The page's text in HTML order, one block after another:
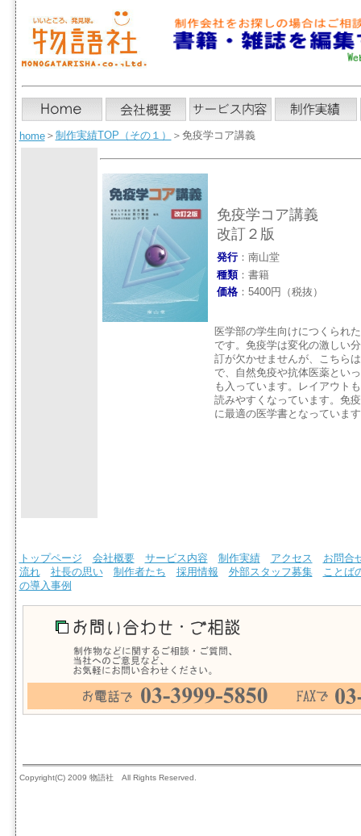
home＞ 制作実績TOP（その１） ＞免疫学コア講義
免疫学コア講義
改訂２版
発行：南山堂
種類：書籍
価格：5400円（税抜）
医学部の学生向けにつくられ
です。免疫学は変化の激しい
訂が欠かせませんが、こちら
で、自然免疫や抗体医薬とい
も入っています。レイアウト
読みやすくなっています。免
に最適の医学書となっていま
トップページ 会社概要 サービス内容 制作実績 アクセス
お問合
流れ
社長の思い 制作者たち 採用情報 外部スタッフ募集
ことば
の導入事例
Copyright(C) 2009 物語社 All Rights Reserved.